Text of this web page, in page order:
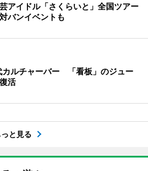
アイドル「さくらいと」全国ツアー
バンイベントも
ルチャーバー 「看板」のジュー
活
っと見る